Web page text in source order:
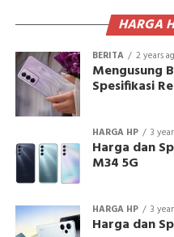
HARGA
BERITA 2 years
Mengusung
Spesifikasi
HARGA HP 3
Harga dan
M34 5G
HARGA HP 3
Harga dan